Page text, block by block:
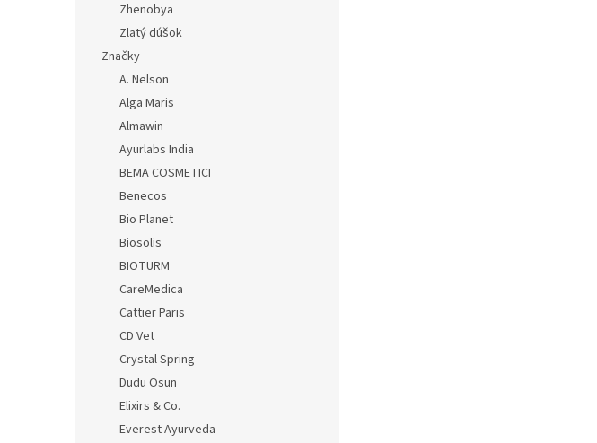
Zhenobya
Zlatý dúšok
Značky
A. Nelson
Alga Maris
Almawin
Ayurlabs India
BEMA COSMETICI
Benecos
Bio Planet
Biosolis
BIOTURM
CareMedica
Cattier Paris
CD Vet
Crystal Spring
Dudu Osun
Elixirs & Co.
Everest Ayurveda